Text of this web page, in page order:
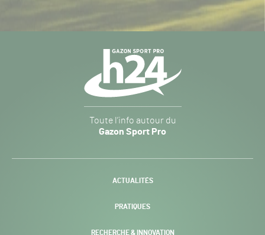
Sport
Pro
-
Toute l’info autour du
Gazon Sport Pro
ACTUALITÉS
PRATIQUES
RECHERCHE & INNOVATION